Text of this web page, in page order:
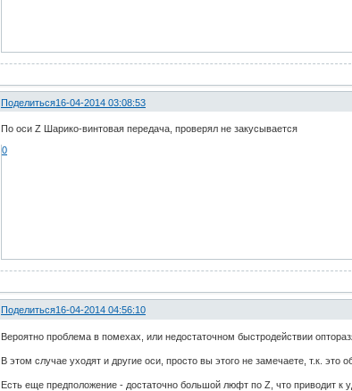
Поделиться16-04-2014 03:08:53
По оси Z Шарико-винтовая передача, проверял не закусывается
0
Поделиться16-04-2014 04:56:10
Вероятно проблема в помехах, или недостаточном быстродействии
В этом случае уходят и другие оси, просто вы этого не замечаете, т.к. это
Есть еще предположение - достаточно большой люфт по Z, что приводит к